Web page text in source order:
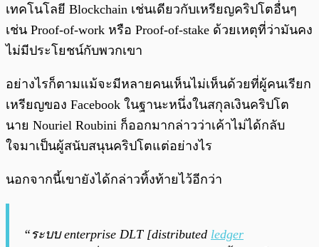
เทคโนโลยี Blockchain เช่นเดียวกับเหรียญคริปโตอื่นๆ
เช่น Proof-of-work หรือ Proof-of-stake ด้วยเหตุที่ว่ามันคง
ไม่มีประโยชน์กับพวกเขา
อย่างไรก็ตามแม้จะมีหลายคนเห็นไม่เห็นด้วยที่ผู้คนเรียก
เหรียญของ Facebook ในฐานะหนึ่งในสกุลเงินคริปโต
นาย Nouriel Roubini ก็ออกมากล่าวว่าเค้าไม่ได้กลับ
ใจมาเป็นผู้สนับสนุนคริปโตแต่อย่างไร
นอกจากนี้เขายังได้กล่าวทิ้งท้ายไว้อีกว่า
“ระบบ enterprise DLT [distributed ledger